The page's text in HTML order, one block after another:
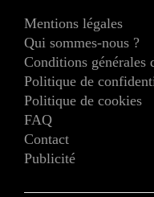
Mentions légales
Qui sommes-nous ?
Conditions générales
Politique de
Politique de cookies
FAQ
Contact
Publicité